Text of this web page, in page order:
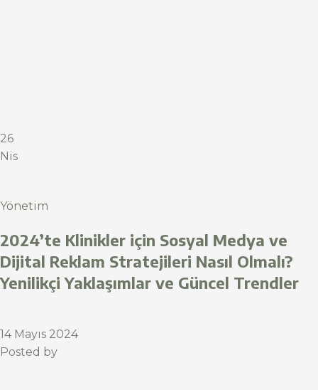
26
Nis
Yönetim
2024’te Klinikler için Sosyal Medya ve
Dijital Reklam Stratejileri Nasıl Olmalı?
Yenilikçi Yaklaşımlar ve Güncel Trendler
14 Mayıs 2024
Posted by